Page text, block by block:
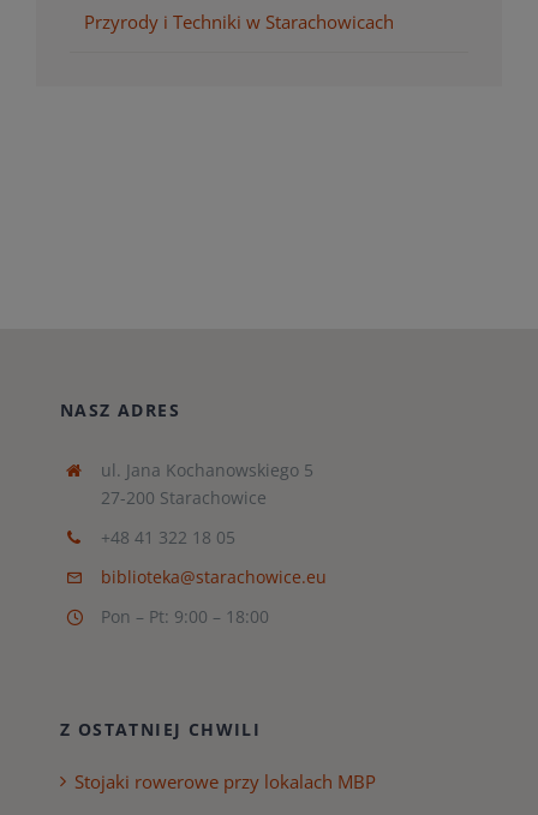
Przyrody i Techniki w Starachowicach
NASZ ADRES
ul. Jana Kochanowskiego 5
27-200 Starachowice
+48 41 322 18 05
biblioteka@starachowice.eu
Pon – Pt: 9:00 – 18:00
Z OSTATNIEJ CHWILI
Stojaki rowerowe przy lokalach MBP